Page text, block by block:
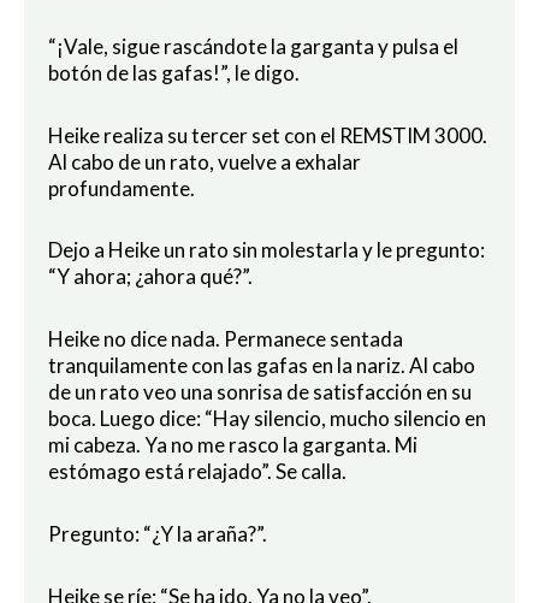
“¡Vale, sigue rascándote la garganta y pulsa el
botón de las gafas!”, le digo.
Heike realiza su tercer set con el REMSTIM 3000.
Al cabo de un rato, vuelve a exhalar
profundamente.
Dejo a Heike un rato sin molestarla y le pregunto:
“Y ahora; ¿ahora qué?”.
Heike no dice nada. Permanece sentada
tranquilamente con las gafas en la nariz. Al cabo
de un rato veo una sonrisa de satisfacción en su
boca. Luego dice: “Hay silencio, mucho silencio en
mi cabeza. Ya no me rasco la garganta. Mi
estómago está relajado”. Se calla.
Pregunto: “¿Y la araña?”.
Heike se ríe: “Se ha ido. Ya no la veo”.